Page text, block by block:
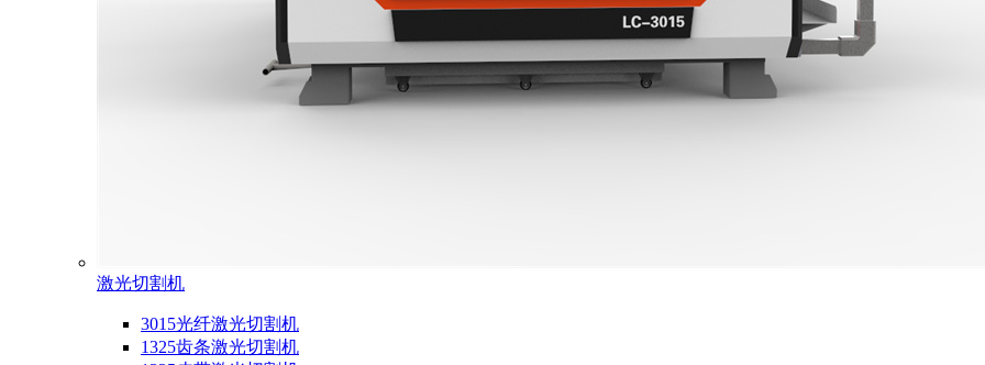
激光切割机
3015光纤激光切割机
1325齿条激光切割机